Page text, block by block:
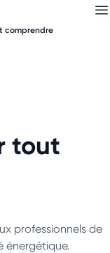
comprendre
tout
professionnels de
énergétique.